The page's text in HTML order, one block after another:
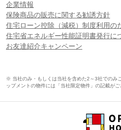
企業情報
保険商品の販売に関する勧誘方針
住宅ローン控除（減税）制度利用の
住宅省エネルギー性能証明書発行に
お友達紹介キャンペーン
※ 当社のみ・もしくは当社を含めた2～3社でのみ
ップメントの物件には「当社限定物件」の記載がご